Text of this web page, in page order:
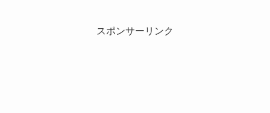
スポンサーリンク